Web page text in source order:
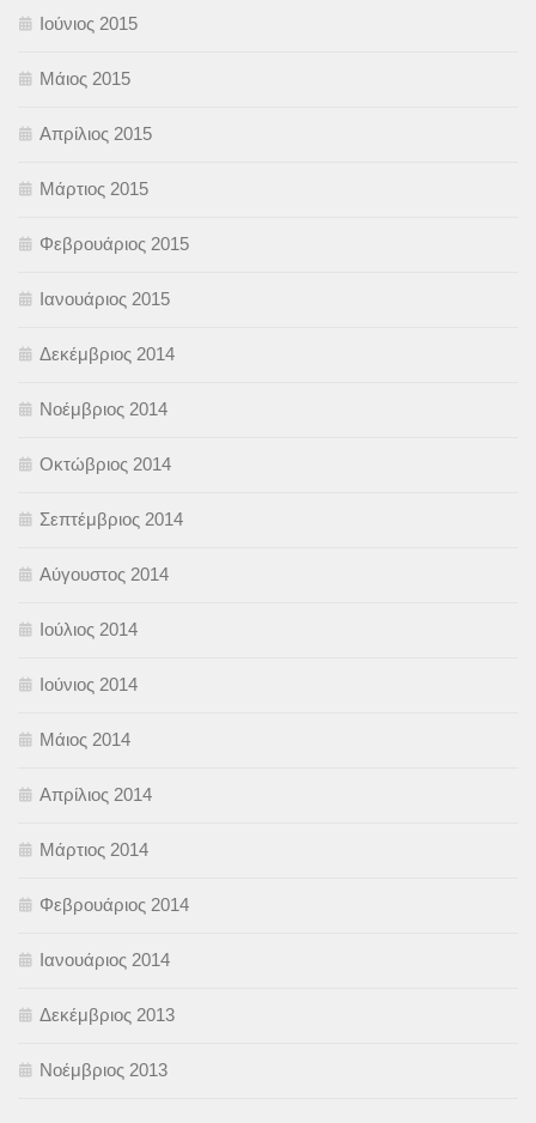
Ιούνιος 2015
Μάιος 2015
Απρίλιος 2015
Μάρτιος 2015
Φεβρουάριος 2015
Ιανουάριος 2015
Δεκέμβριος 2014
Νοέμβριος 2014
Οκτώβριος 2014
Σεπτέμβριος 2014
Αύγουστος 2014
Ιούλιος 2014
Ιούνιος 2014
Μάιος 2014
Απρίλιος 2014
Μάρτιος 2014
Φεβρουάριος 2014
Ιανουάριος 2014
Δεκέμβριος 2013
Νοέμβριος 2013